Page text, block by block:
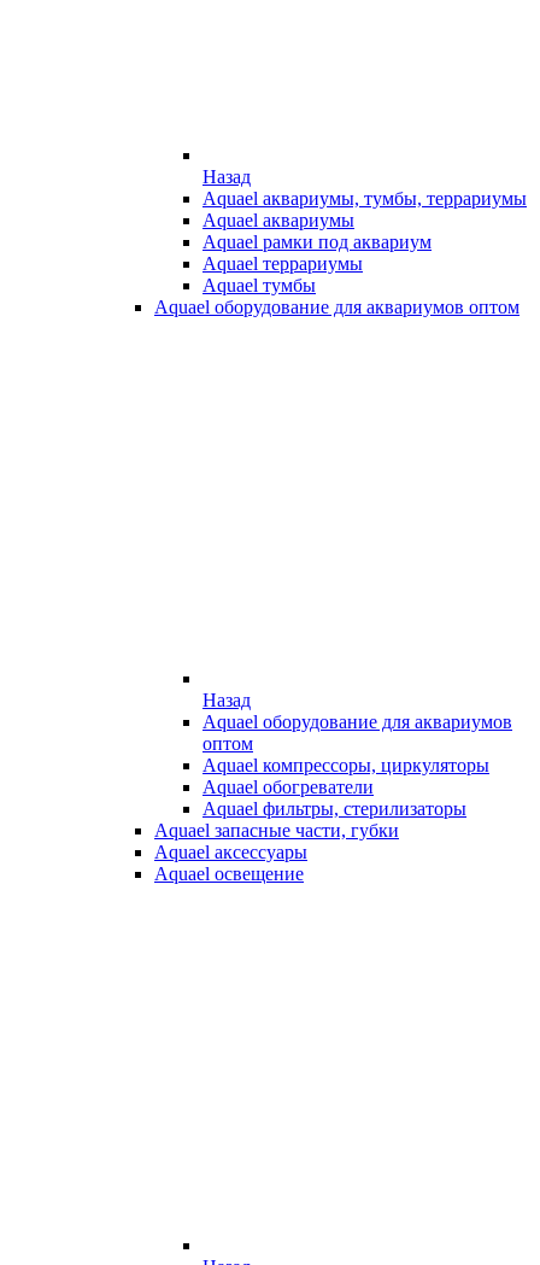
Назад
Aquael аквариумы, тумбы, террариумы
Aquael аквариумы
Aquael рамки под аквариум
Aquael террариумы
Aquael тумбы
Aquael оборудование для аквариумов оптом
Назад
Aquael оборудование для аквариумов
оптом
Aquael компрессоры, циркуляторы
Aquael обогреватели
Aquael фильтры, стерилизаторы
Aquael запасные части, губки
Aquael аксессуары
Aquael освещение